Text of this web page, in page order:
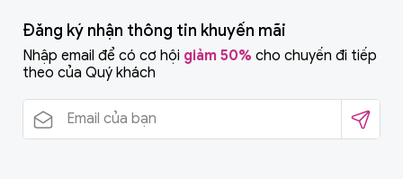
Đăng ký nhận thông tin khuyến mãi
Nhập email để có cơ hội giảm 50% cho chuyến đi tiếp
theo của Quý khách